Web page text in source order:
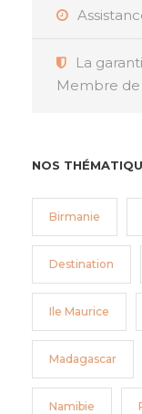
La
Membre de
NOS
Birmanie
Destination
Ile Maurice
Madagascar
Namibie